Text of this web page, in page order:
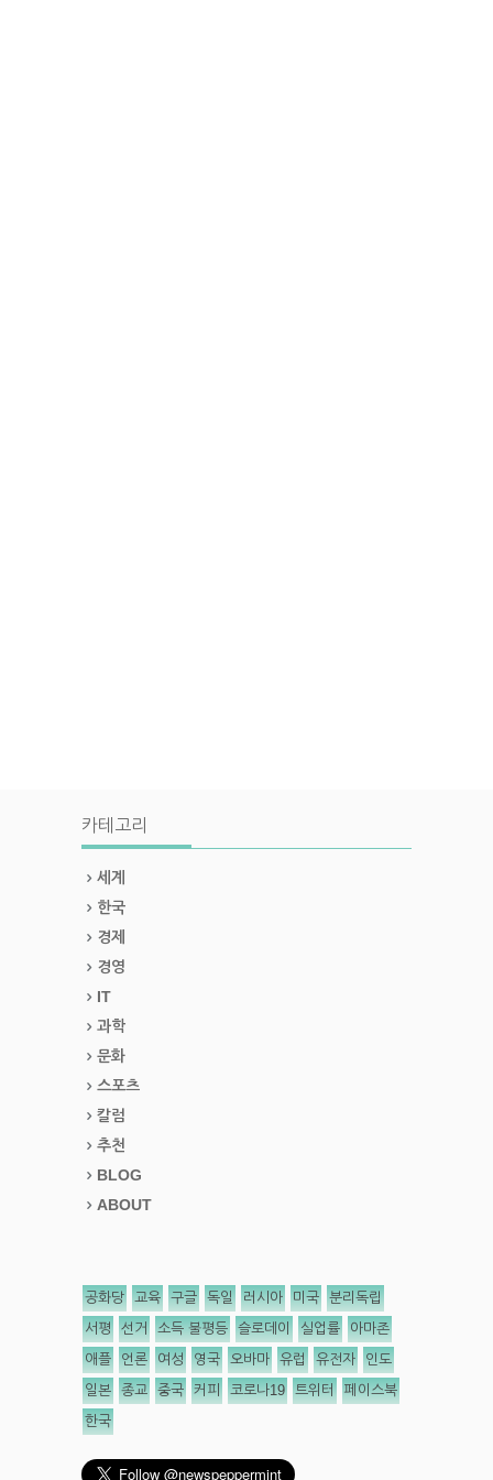
카테고리
세계
한국
경제
경영
IT
과학
문화
스포츠
칼럼
추천
BLOG
ABOUT
공화당 교육 구글 독일 러시아 미국 분리독립
서평 선거 소득 불평등 슬로데이 실업률 아마존
애플 언론 여성 영국 오바마 유럽 유전자 인도
일본 종교 중국 커피 코로나19 트위터 페이스북
한국